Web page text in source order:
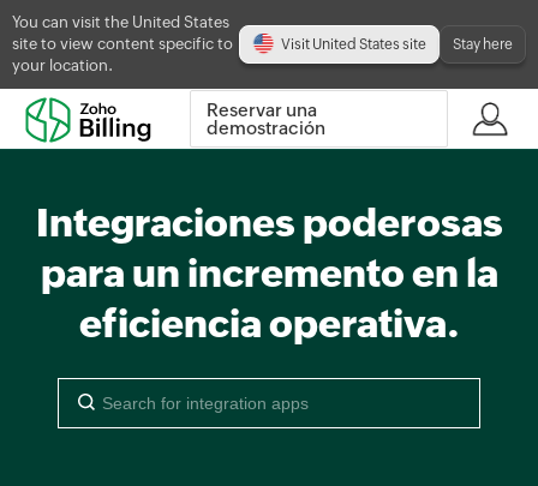
You can visit the United States
site to view content specific to
your location.
Visit United States site Stay here
Reservar una
demostración
Integraciones poderosas
para un incremento en la
eficiencia operativa.